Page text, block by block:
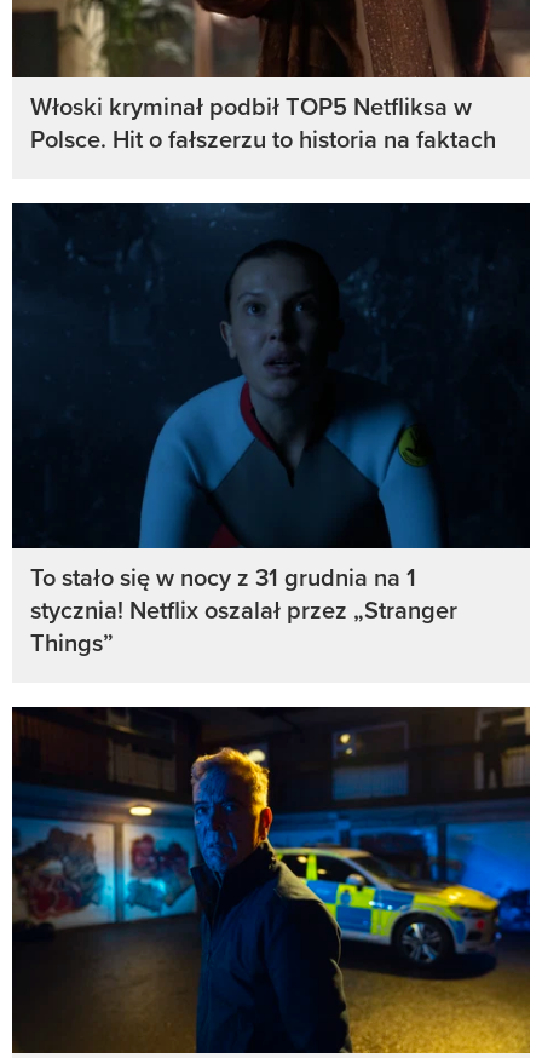
Włoski kryminał podbił TOP5 Netfliksa w
Polsce. Hit o fałszerzu to historia na faktach
To stało się w nocy z 31 grudnia na 1
stycznia! Netflix oszalał przez „Stranger
Things”